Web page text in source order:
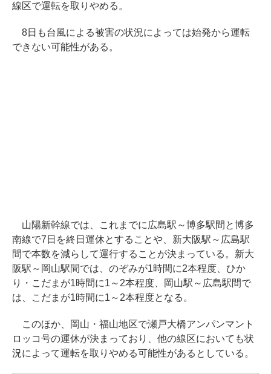
線区で運転を取りやめる。
8日も台風による被害の状況によっては始発から運転
できない可能性がある。
山陽新幹線では、これまでに広島駅～博多駅間と博多
南線で7日を終日運休とすることや、新大阪駅～広島駅
間で本数を減らして運行することが決まっている。新大
阪駅～岡山駅間では、のぞみが1時間に2本程度、ひか
り・こだまが1時間に1～2本程度、岡山駅～広島駅間で
は、こだまが1時間に1～2本程度となる。
このほか、岡山・福山地区で瀬戸大橋アンパンマント
ロッコ号の運休が決まっており、他の線区においても状
況によって運転を取りやめる可能性があるとしている。